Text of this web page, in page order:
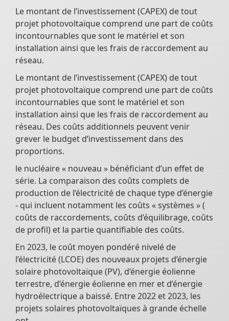
Le montant de l’investissement (CAPEX) de tout
projet photovoltaïque comprend une part de coûts
incontournables que sont le matériel et son
installation ainsi que les frais de raccordement au
réseau.
Le montant de l’investissement (CAPEX) de tout
projet photovoltaïque comprend une part de coûts
incontournables que sont le matériel et son
installation ainsi que les frais de raccordement au
réseau. Des coûts additionnels peuvent venir
grever le budget d’investissement dans des
proportions.
le nucléaire « nouveau » bénéficiant d’un effet de
série. La comparaison des coûts complets de
production de l’électricité de chaque type d’énergie
- qui incluent notamment les coûts « systèmes » (
coûts de raccordements, coûts d’équilibrage, coûts
de profil) et la partie quantifiable des coûts.
En 2023, le coût moyen pondéré nivelé de
l’électricité (LCOE) des nouveaux projets d’énergie
solaire photovoltaïque (PV), d’énergie éolienne
terrestre, d’énergie éolienne en mer et d’énergie
hydroélectrique a baissé. Entre 2022 et 2023, les
projets solaires photovoltaïques à grande échelle